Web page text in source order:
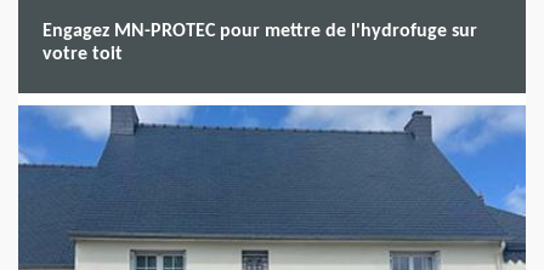
Engagez MN-PROTEC pour mettre de l'hydrofuge sur
votre toit